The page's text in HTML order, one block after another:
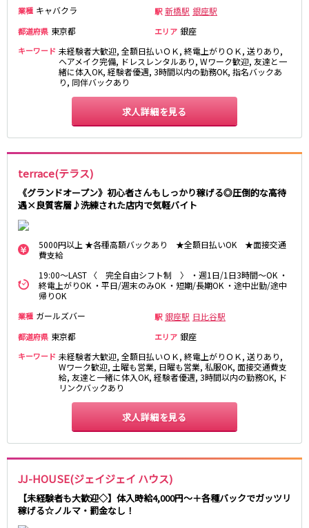
業種 キャバクラ 駅 新橋駅 銀座駅
都道府県 東京都 エリア 銀座
キーワード 未経験者大歓迎, 全額日払いＯＫ, 終電上がりＯＫ, 送りあり,
ヘアメイク完備, ドレスレンタルあり, Wワーク歓迎, 友達と一
緒に体入OK, 経験者優遇, 3時間以内の勤務OK, 指名バックあ
り, 同伴バックあり
求人詳細を見る
terrace(テラス)
《グランドオープン》初心者さんもしっかり稼げる◎圧倒的な高待
遇×良質客層♪洗練された店内で気軽バイト
5000円以上 ★各種高額バックあり ★全額日払いOK ★面接交通
費支給
19:00～LAST 〈 完全自由シフト制 〉 ・週1日/1日3時間～OK ・
終電上がりOK ・平日/週末のみOK ・短期/長期OK ・途中出勤/途中
帰りOK
業種 ガールズバー 駅 銀座駅 日比谷駅
都道府県 東京都 エリア 銀座
キーワード 未経験者大歓迎, 全額日払いＯＫ, 終電上がりＯＫ, 送りあり,
Wワーク歓迎, 土曜も営業, 日曜も営業, 私服OK, 面接交通費支
給, 友達と一緒に体入OK, 経験者優遇, 3時間以内の勤務OK, ド
リンクバックあり
求人詳細を見る
JJ-HOUSE(ジェイジェイ ハウス)
【未経験者も大歓迎◇】体入時給4,000円～＋各種バックでガッツリ
稼げる☆ノルマ・罰金なし！
経堂駅
小田急相模原駅
海老名駅
JR東海道本線
川崎駅
藤沢駅
品川駅
大磯駅
戸塚駅
辻堂駅
横浜駅
渋谷駅
武蔵小杉駅
自由が丘駅
代官山駅
新丸子駅
学芸大学駅
綱島駅
祐天寺駅
東急目黒線
武蔵小杉駅
新丸子駅
武蔵小山駅
JR常磐線(上野～取手)
上野駅
柏駅
北千住駅